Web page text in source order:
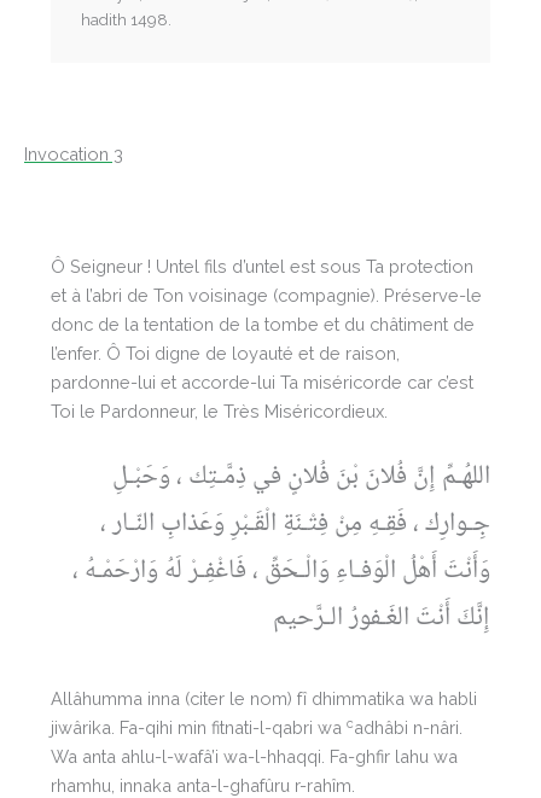
hadith 1498.
Invocation 3
Ô Seigneur ! Untel fils d’untel est sous Ta protection
et à l’abri de Ton voisinage (compagnie). Préserve-le
donc de la tentation de la tombe et du châtiment de
l’enfer. Ô Toi digne de loyauté et de raison,
pardonne-lui et accorde-lui Ta miséricorde car c’est
Toi le Pardonneur, le Très Miséricordieux.
اللهُـمِّ إِنَّ فُلانَ بْنَ فُلانٍ في ذِمَّـتِك ، وَحَبْـلِ
جِـوارِك ، فَقِـهِ مِنْ فِتْـنَةِ الْقَـبْرِ وَعَذابِ النّـار ،
وَأَنْتَ أَهْلُ الْوَفـاءِ وَالْـحَقِّ ، فَاغْفِـرْ لَهُ وَارْحَمْـهُ ،
إِنَّكَ أَنْتَ الغَـفورُ الـرَّحيم
Allâhumma inna (citer le nom) fî dhimmatika wa habli
jiwârika. Fa-qihi min fitnati-l-qabri wa cadhâbi n-nâri.
Wa anta ahlu-l-wafâ’i wa-l-hhaqqi. Fa-ghfir lahu wa
rhamhu, innaka anta-l-ghafûru r-rahîm.